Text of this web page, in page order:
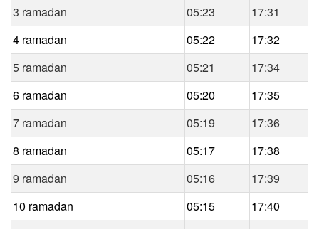
3 ramadan
05:23
17:31
4 ramadan
05:22
17:32
5 ramadan
05:21
17:34
6 ramadan
05:20
17:35
7 ramadan
05:19
17:36
8 ramadan
05:17
17:38
9 ramadan
05:16
17:39
10 ramadan
05:15
17:40